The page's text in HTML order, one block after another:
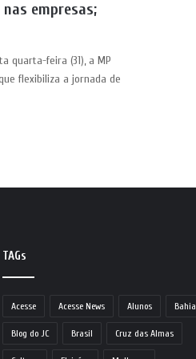
empresas;
quarta-feira (31), a MP
flexibiliza a jornada de
TAGs
Acesse Acesse News Alunos Bahia
Blog do JC Brasil Cruz das Almas